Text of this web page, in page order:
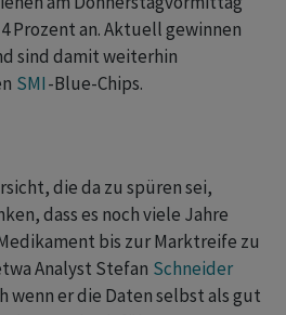
Prozent an. Aktuell gewinnen
sind damit weiterhin
SMI-Blue-Chips.
die da zu spüren sei,
dass es noch viele Jahre
bis zur Marktreife zu
Analyst Stefan Schneider
wenn er die Daten selbst als gut